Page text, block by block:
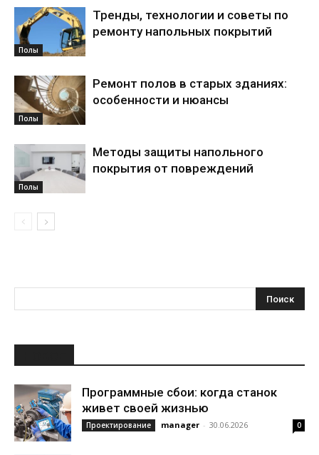
Полы
Тренды, технологии и советы по
ремонту напольных покрытий
Полы
Ремонт полов в старых зданиях:
особенности и нюансы
Полы
Методы защиты напольного
покрытия от повреждений
Программные сбои: когда станок
живет своей жизнью
Проектирование manager - 30.06.2026 0